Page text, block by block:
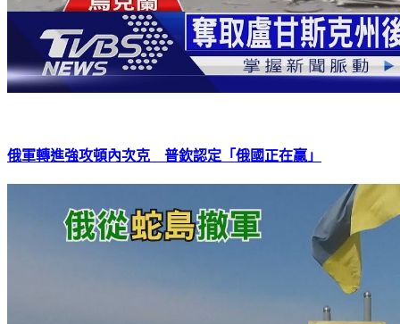
俄軍轉進強攻頓內次克 普欽認定「俄國正在贏」